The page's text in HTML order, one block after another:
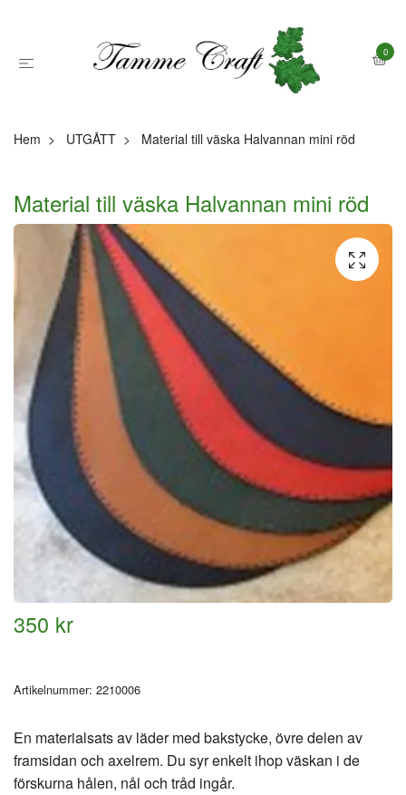
0
Hem UTGÅTT Material till väska Halvannan mini röd
Material till väska Halvannan mini röd
350 kr
Artikelnummer: 2210006
En materialsats av läder med bakstycke, övre delen av
framsidan och axelrem. Du syr enkelt ihop väskan i de
förskurna hålen, nål och tråd ingår.